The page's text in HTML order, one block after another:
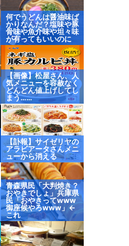
何でうどんは醤油味ば
かりなんだ？塩味や豚
骨味や魚介味や坦々味
が有ってもいいのに
【画像】松屋さん、人
気メニューを容赦なく
どんどん値上げしてし
まう……
【訃報】サイゼリヤの
アラビアータさんメニ
ューから消える
青森県民「大判焼き？
おやきでしょ」兵庫県
民「おやきってwww
御座候やろwww」←
これ